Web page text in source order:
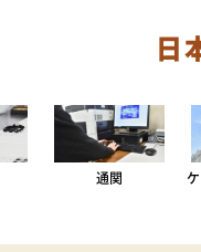
日
通関